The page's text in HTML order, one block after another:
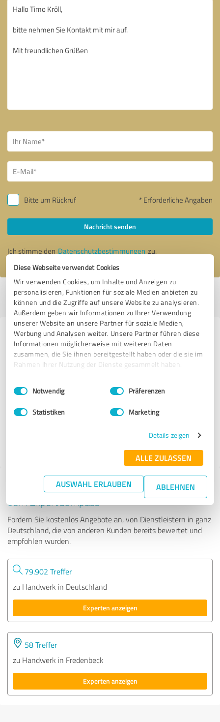
Diese Webseite verwendet Cookies
Wir verwenden Cookies, um Inhalte und Anzeigen zu
personalisieren, Funktionen für soziale Medien anbieten zu
können und die Zugriffe auf unsere Website zu analysieren.
Außerdem geben wir Informationen zu Ihrer Verwendung
unserer Website an unsere Partner für soziale Medien,
Werbung und Analysen weiter. Unsere Partner führen diese
Informationen möglicherweise mit weiteren Daten
zusammen, die Sie ihnen bereitgestellt haben oder die sie im
Rahmen Ihrer Nutzung der Dienste gesammelt haben.
Impressum Datenschutzbestimmungen
Einwilligungsauswahl
Notwendig Präferenzen
Statistiken Marketing
Details zeigen
ALLE ZULASSEN
AUSWAHL ERLAUBEN ABLEHNEN
Bitte um Rückruf * Erforderliche Angaben
Nachricht senden
Ich stimme den Datenschutzbestimmungen zu.
Profil aktiv seit 15.09.2021 |Letzte Aktualisierung: 14.10.2021|Profil
melden
Erfahrungen zu weiteren
Anbietern aus dem Bereich
Handwerk
handwertig
Tipp: Die passenden Experten finden - mit
dem ExpertCompass
Fordern Sie kostenlos Angebote an, von Dienstleistern in ganz
Deutschland, die von anderen Kunden bereits bewertet und
empfohlen wurden.
79.902 Treffer
zu Handwerk in Deutschland
Experten anzeigen
58 Treffer
zu Handwerk in Fredenbeck
Experten anzeigen